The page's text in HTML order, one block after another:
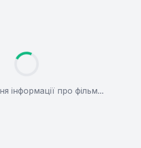
інформації про фільм...